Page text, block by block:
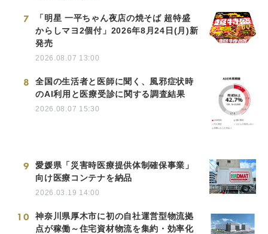
7
「明星 一平ちゃん夜店の焼そば 超特盛
からしマヨ2個付」2026年8月24日(月)新
発売
2026.08.07 13:00
8
全国の生活者と医師に聞く、風邪症状時
のAI利用と医療受診に関する調査結果
2026.08.07 15:30
9
愛媛県「災害時医療提供体制確保事業」
向け医療コンテナを納品
2026.03.19 14:00
10
神奈川県厚木市に初の自社運営型物流拠
点が稼働～住宅資材物流を集約・効率化